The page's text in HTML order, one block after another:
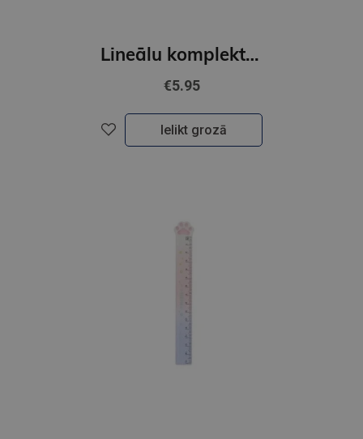
Lineālu komplekts - UNICORN
€5.95
Ielikt grozā